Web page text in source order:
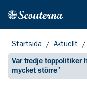
Hem
Startsida / Aktuellt /
Var tredje toppolitiker
mycket större”